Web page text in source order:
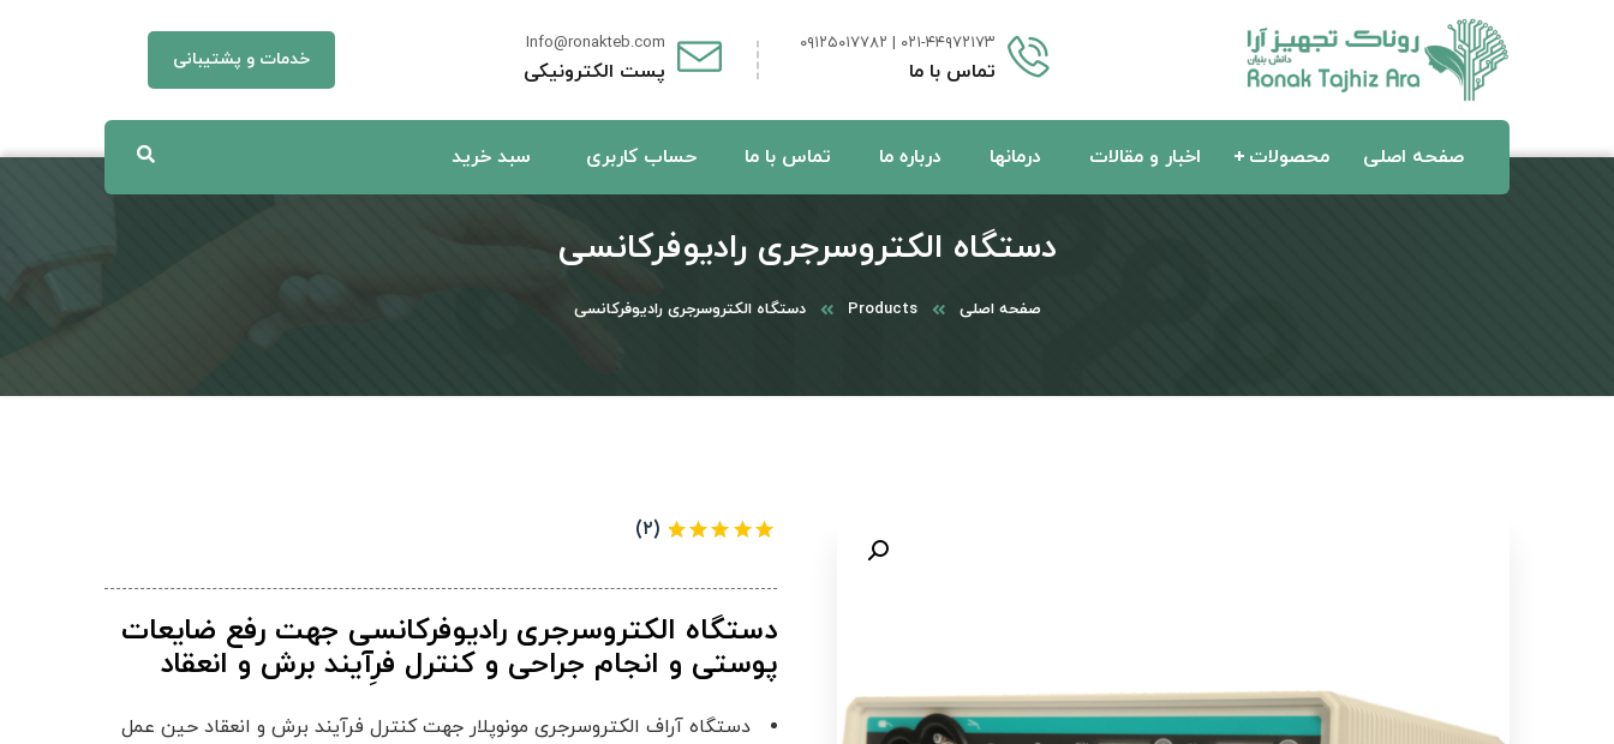
۰۲۱-۴۴۹۷۲۱۷۳ | ۰۹۱۲۵۰۱۷۷۸۲
تماس با ما
Info@ronakteb.com
پست الکترونیکی خدمات و پشتیبانی
صفحه اصلی محصولات اخبار و مقالات درمانها درباره ما تماس با ما حساب کاربری سبد خرید
دستگاه الکتروسرجری رادیوفرکانسی
صفحه اصلی Products دستگاه الکتروسرجری رادیوفرکانسی
(۲)
دستگاه الکتروسرجری رادیوفرکانسی جهت رفع ضایعات
پوستی و انجام جراحی و کنترل فرِآیند برش و انعقاد
دستگاه آراف الکتروسرجری مونوپلار جهت کنترل فرآیند برش و انعقاد حین عمل